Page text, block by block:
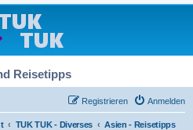
Reisetipps
Anmelden
Registrieren
TUK TUK - Diverses Asien - Reisetipps